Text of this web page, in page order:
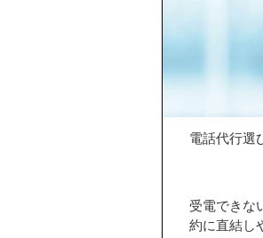
電話代行選
受電できな
約に直結し